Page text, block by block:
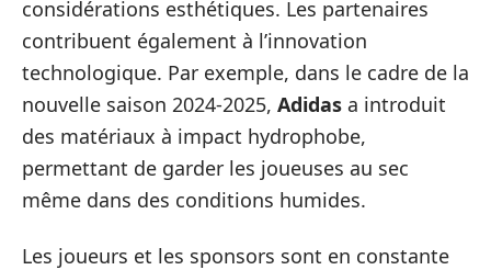
considérations esthétiques. Les partenaires
contribuent également à l’innovation
technologique. Par exemple, dans le cadre de la
nouvelle saison 2024-2025, Adidas a introduit
des matériaux à impact hydrophobe,
permettant de garder les joueuses au sec
même dans des conditions humides.
Les joueurs et les sponsors sont en constante